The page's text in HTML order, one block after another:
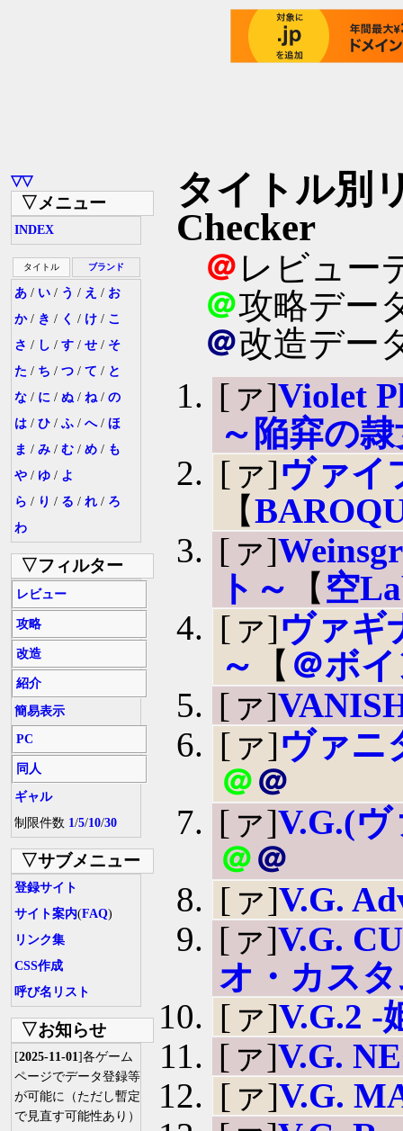
▽▽
▽メニュー
INDEX
タイトル ブランド
あ / い / う / え / お
か/ き / く / け / こ
さ / し / す / せ / そ
た / ち / つ / て / と
な / に / ぬ / ね/ の
は / ひ / ふ / へ/ ほ
ま / み / む / め / も
や / ゆ / よ
ら / り / る / れ / ろ
わ
▽フィルター
レビュー
攻略
改造
紹介
簡易表示
PC
同人
ギャル
制限件数 1/5/10/30
▽サブメニュー
登録サイト
サイト案内(FAQ)
リンク集
CSS作成
呼び名リスト
▽お知らせ
[2025-11-01]各ゲーム
ページでデータ登録等
が可能に（ただし暫定
で見直す可能性あり）
タイトル別
Checker
＠ レビュー
＠攻略デー
＠改造デー
[ァ]Violet
～陥穽の
[ァ]ヴァイ
【
[ァ]
ト～
【 空
[ァ]ヴァギ
～
【 ＠ボ
[ァ]
[ァ]ヴァニ
＠＠
[ァ]V.G.(
＠＠
[ァ]V.G.
[ァ]V.G.
オ・カス
[ァ]V.G.2 -
[ァ]V.G.
[ァ]V.G.